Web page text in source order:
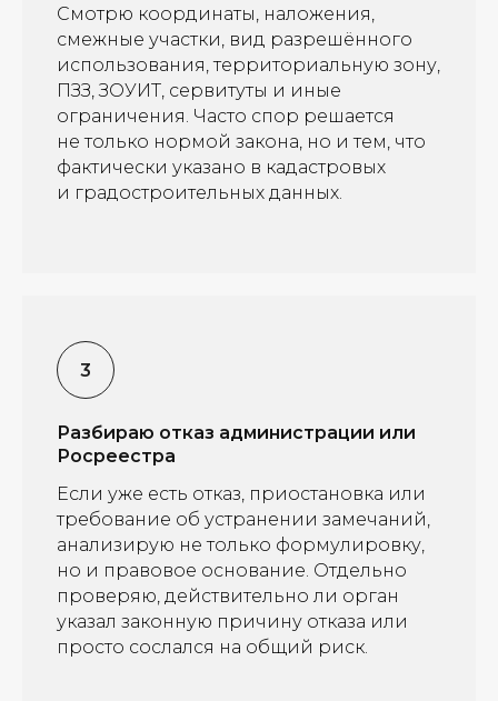
Смотрю координаты, наложения,
смежные участки, вид разрешённого
использования, территориальную зону,
ПЗЗ, ЗОУИТ, сервитуты и иные
ограничения. Часто спор решается
не только нормой закона, но и тем, что
фактически указано в кадастровых
и градостроительных данных.
Разбираю отказ администрации или
Росреестра
Если уже есть отказ, приостановка или
требование об устранении замечаний,
анализирую не только формулировку,
но и правовое основание. Отдельно
проверяю, действительно ли орган
указал законную причину отказа или
просто сослался на общий риск.